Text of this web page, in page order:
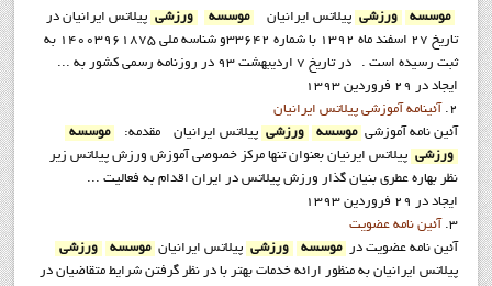
موسسه
ورزشي پيلاتس ايرانيان موسسه ورزشي پيلاتس ايرانيان در
تاريخ 27 اسفند ماه 1392 با شماره 33642و شناسه ملي 14003961875 به
ثبت رسيده است . در تاريخ 7 ارديبهشت 93 در روزنامه رسمي کشور به ...
ایجاد در 29 فروردين 1393
2.
آئينامه آموزشي پيلاتس ايرانيان
آئين نامه آموزشي
موسسه ورزشي پيلاتس ايرانيان مقدمه:
موسسه
ورزشي پيلاتس ايرنيان بعنوان تنها مرکز خصوصي آموزش ورزش پيلاتس زير
نظر بهاره عطري بنيان گذار ورزش پيلاتس در ايران اقدام به فعاليت ...
ایجاد در 29 فروردين 1393
3.
آئين نامه عضويت
آئين نامه عضويت در
موسسه ورزشي پيلاتس ايرانيان موسسه
ورزشي
پيلاتس ايرانيان به منظور ارائه خدمات بهتر با در نظر گرفتن شرایط متقاضیان در